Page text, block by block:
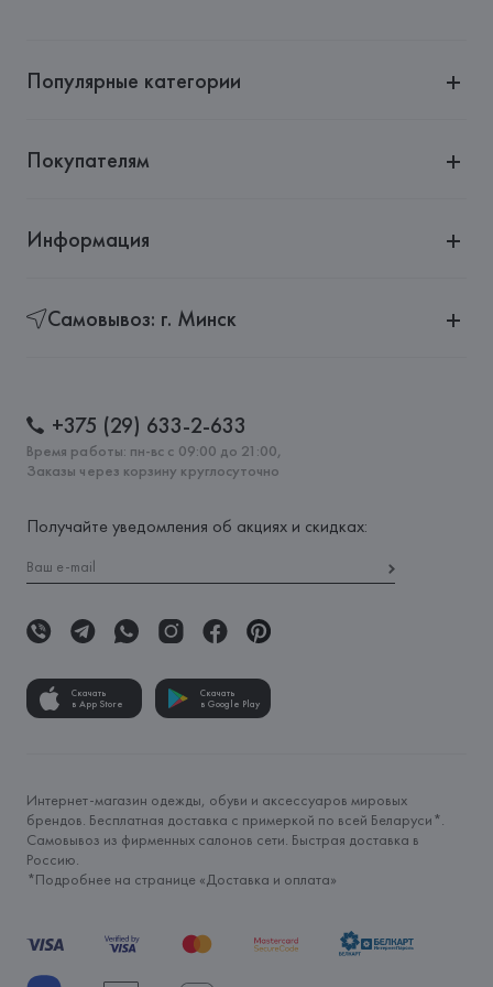
Популярные категории
Покупателям
Информация
Самовывоз: г. Минск
+375 (29) 633-2-633
Время работы: пн-вс с 09:00 до 21:00,
Заказы через корзину круглосуточно
Получайте уведомления об акциях и скидках:
Скачать
в App Store
Скачать
в Google Play
Интернет-магазин одежды, обуви и аксессуаров мировых
брендов. Бесплатная доставка с примеркой по всей Беларуси*.
Самовывоз из фирменных салонов сети. Быстрая доставка в
Россию.
*Подробнее на странице «Доставка и оплата»